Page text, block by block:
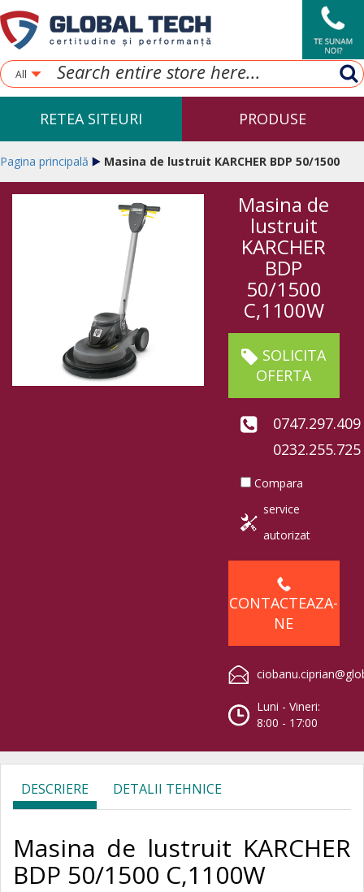
All
RETEA SITEURI PRODUSE
Pagina principală Masina de lustruit KARCHER BDP 50/1500
Masina de
lustruit
KARCHER
BDP
50/1500
C,1100W
SOLICITA
OFERTA
0747.297.409
0232.255.725
Compara
service
autorizat
CONTACTEAZA-
NE
Luni - Vineri:
8:00 - 17:00
DESCRIERE DETALII TEHNICE
Masina de lustruit KARCHER
BDP 50/1500 C,1100W